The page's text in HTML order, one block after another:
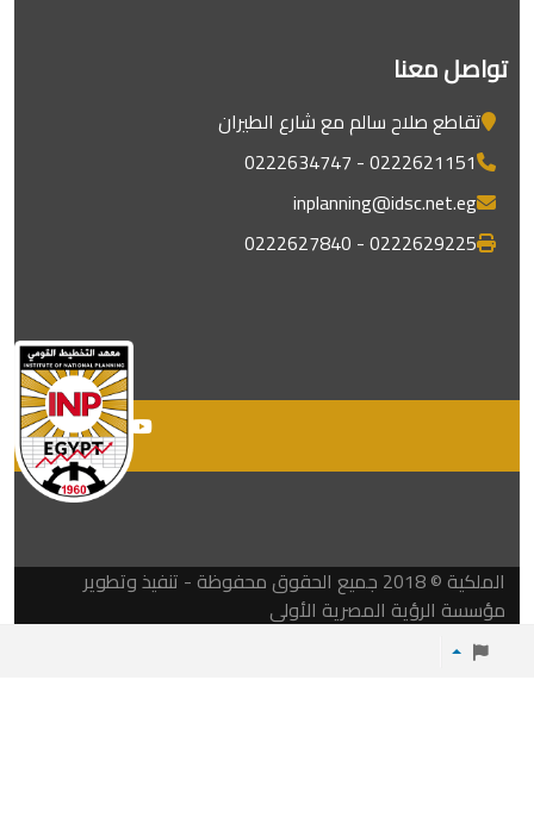
تواصل معنا
تقاطع صلاح سالم مع شارع الطيران
0222621151 - 0222634747
inplanning@idsc.net.eg
0222629225 - 0222627840
الملكية © 2018 جميع الحقوق محفوظة - تنفيذ وتطوير
مؤسسة الرؤية المصرية الأولي